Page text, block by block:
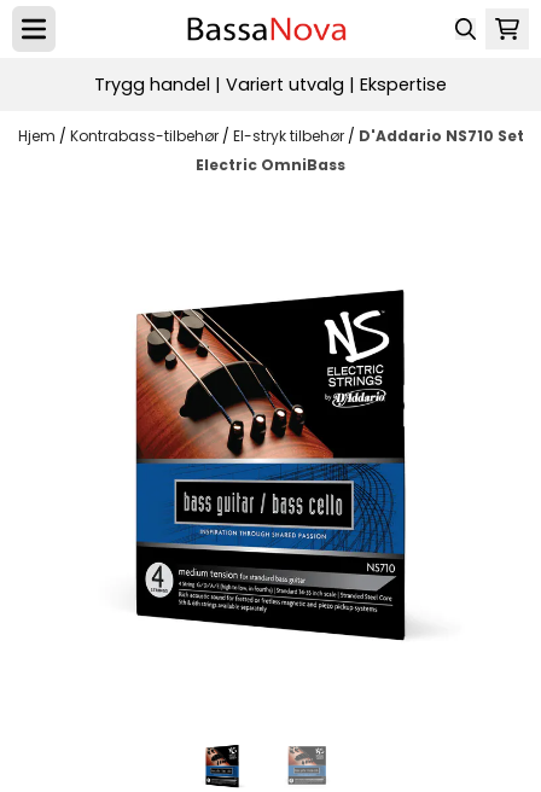
Hopp til innhold
Trygg handel | Variert utvalg | Ekspertise
Hjem / Kontrabass-tilbehør / El-stryk tilbehør / D'Addario NS710 Set
Electric OmniBass